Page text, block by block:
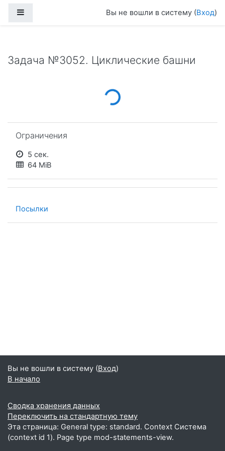
Вы не вошли в систему (Вход)
Задача №3052. Циклические башни
Loading...
Ограничения
5 сек.
64 MiB
Посылки
Вы не вошли в систему (Вход)
В начало
Сводка хранения данных
Переключить на стандартную тему
Эта страница: General type: standard. Context Система
(context id 1). Page type mod-statements-view.